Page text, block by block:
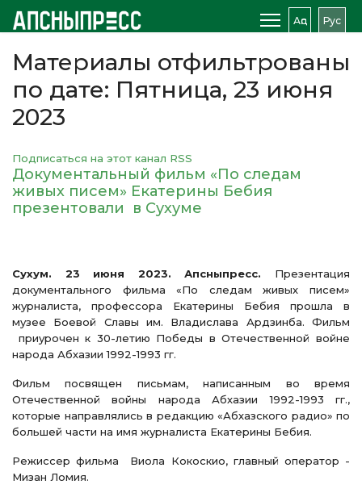
Аԥс Рус
Материалы отфильтрованы
по дате: Пятница, 23 июня
2023
Подписаться на этот канал RSS
Документальный фильм «По следам
живых писем» Екатерины Бебия
презентовали в Сухуме
Сухум. 23 июня 2023. Апсныпресс. Презентация
документального фильма «По следам живых писем»
журналиста, профессора Екатерины Бебия прошла в
музее Боевой Славы им. Владислава Ардзинба. Фильм
приурочен к 30-летию Победы в Отечественной войне
народа Абхазии 1992-1993 гг.
Фильм посвящен письмам, написанным во время
Отечественной войны народа Абхазии 1992-1993 гг.,
которые направлялись в редакцию «Абхазского радио» по
большей части на имя журналиста Екатерины Бебия.
Режиссер фильма Виола Кокоскио, главный оператор -
Мизан Ломия.